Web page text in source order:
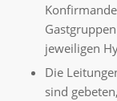
jeweiligen
Die
sind